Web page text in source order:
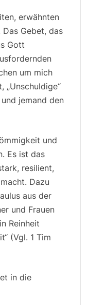
erwähnten
Gebet, das
Gott
um mich
„Unschuldige“
jemand den
und
Es ist das
resilient,
Dazu
aus der
und Frauen
Reinheit
(Vgl. 1 Tim
in die